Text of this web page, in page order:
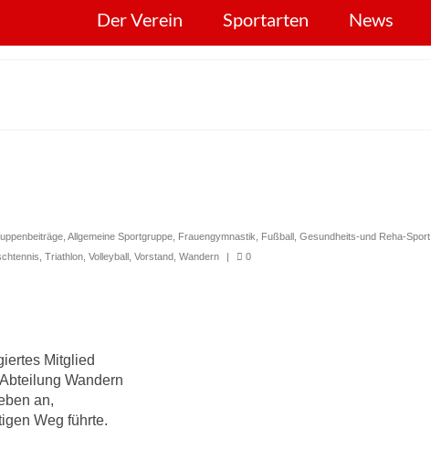
Der Verein Sportarten News
Allgemeine Sportgruppe Frauengymnastik Fußball Gesundheits-und Reha-Sport
Triathlon Volleyball Vorstand Wandern | 0
Mitglied
Wandern
an,
Weg führte.